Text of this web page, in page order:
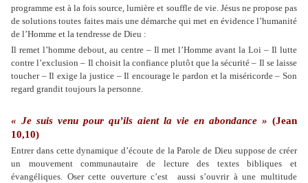
programme est à la fois source, lumière et souffle de vie. Jésus ne propose pas
de solutions toutes faites mais une démarche qui met en évidence l’humanité
de l’Homme et la tendresse de Dieu :
Il remet l’homme debout, au centre – Il met l’Homme avant la Loi – Il lutte
contre l’exclusion – Il choisit la confiance plutôt que la sécurité – Il se laisse
toucher – Il exige la justice – Il encourage le pardon et la miséricorde – Son
regard grandit toujours la personne.
« Je suis venu pour qu’ils aient la vie en abondance » (Jean
10,10)
Entrer dans cette dynamique d’écoute de la Parole de Dieu suppose de créer
un mouvement communautaire de lecture des textes bibliques et
évangéliques. Oser cette ouverture c’est
aussi s’ouvrir à une multitude